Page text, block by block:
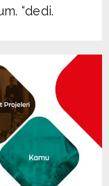
“dedi.